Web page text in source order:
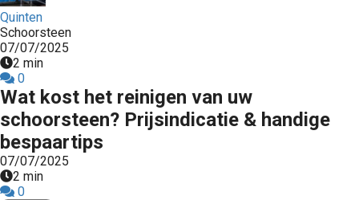
Quinten
Schoorsteen
07/07/2025
2 min
0
Wat kost het reinigen van uw
schoorsteen? Prijsindicatie & handige
bespaartips
07/07/2025
2 min
0